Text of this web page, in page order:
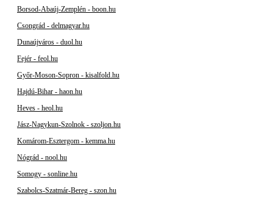
Borsod-Abaúj-Zemplén - boon.hu
Csongrád - delmagyar.hu
Dunaújváros - duol.hu
Fejér - feol.hu
Győr-Moson-Sopron - kisalfold.hu
Hajdú-Bihar - haon.hu
Heves - heol.hu
Jász-Nagykun-Szolnok - szoljon.hu
Komárom-Esztergom - kemma.hu
Nógrád - nool.hu
Somogy - sonline.hu
Szabolcs-Szatmár-Bereg - szon.hu